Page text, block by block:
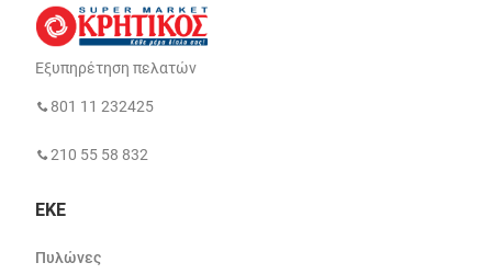
Εξυπηρέτηση πελατών
801 11 232425
210 55 58 832
ΕΚΕ
Πυλώνες